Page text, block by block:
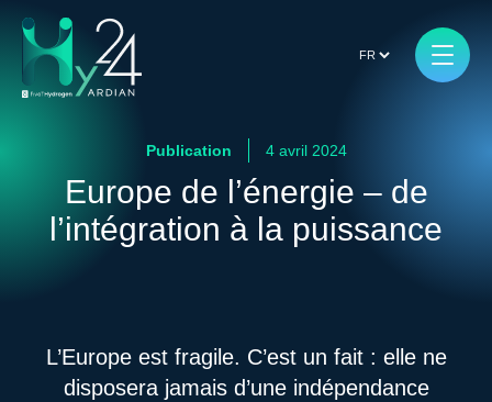
Publication 4 avril 2024
Europe de l’énergie – de
l’intégration à la puissance
L’Europe est fragile. C’est un fait : elle ne
disposera jamais d’une indépendance